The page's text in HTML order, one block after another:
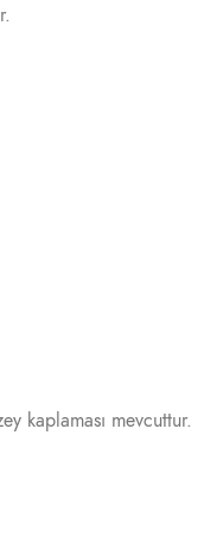
kaplaması mevcuttur.